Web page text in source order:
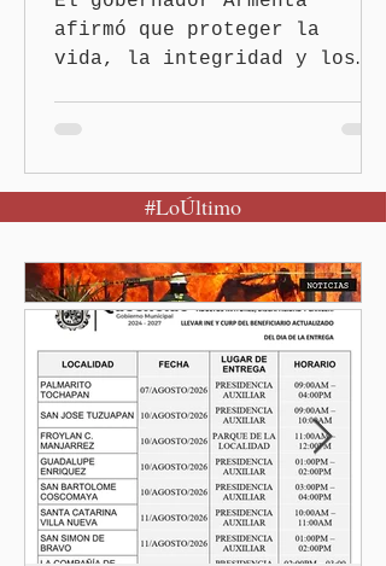
afirmó que proteger la
vida, la integridad y los
Puebla, Pue.-Cuando una
mujer encuentra un lugar
también recupera la
esperanza de vivir sin
miedo. Con esa visión, el
gobernador Alejandro
Armenta Mier inauguró el
Centro LIBRE (Libertad,
Igualdad, Bienestar, Redes,
Emancipación) número 62 y
la Casa Carmen Serdán
número 25 en el estado, la
cuarta en la c
#LoÚltimo